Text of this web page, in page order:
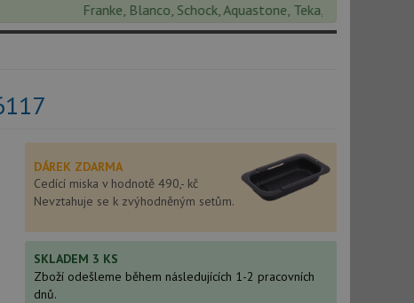
Franke, Blanco, Schock, Aquastone, Teka, Helika, Deante,
DÁREK ZDARMA
Cedící miska v hodnotě 490,- kč
Nevztahuje se k zvýhodněným setům.
SKLADEM 3 KS
Zboží odešleme během následujících 1-2 pracovních
dnů.